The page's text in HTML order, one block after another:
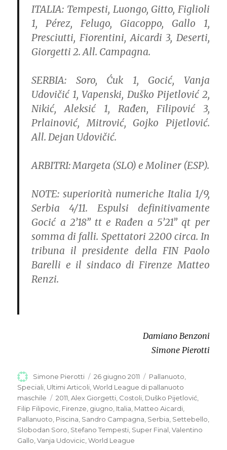
ITALIA: Tempesti, Luongo, Gitto, Figlioli
1, Pérez, Felugo, Giacoppo, Gallo 1,
Presciutti, Fiorentini, Aicardi 3, Deserti,
Giorgetti 2. All. Campagna.
SERBIA: Soro, Ćuk 1, Gocić, Vanja
Udovičić 1, Vapenski, Duško Pijetlović 2,
Nikić, Aleksić 1, Rađen, Filipović 3,
Prlainović, Mitrović, Gojko Pijetlović.
All. Dejan Udovičić.
ARBITRI:Margeta (SLO) e Moliner (ESP).
NOTE: superiorità numeriche Italia 1/9,
Serbia 4/11. Espulsi definitivamente
Gocić a 2’18” tt e Rađen a 5’21” qt per
somma di falli. Spettatori 2200 circa. In
tribuna il presidente della FIN Paolo
Barelli e il sindaco di Firenze Matteo
Renzi.
Damiano Benzoni
Simone Pierotti
Autore
Simone Pierotti
Pubblicato
il
26 giugno 2011 Categorie
Pallanuoto
Speciali, Ultimi Articoli,World League di pallanuoto
maschile
Tag
2011,Alex Giorgetti, Costoli, Duško Pijetlović,
Filip Filipovic, Firenze, giugno, Italia, Matteo Aicardi,
Pallanuoto, Piscina, Sandro Campagna, Serbia, Settebello,
Slobodan Soro, Stefano Tempesti, Super Final,Valentino
Gallo,Vanja Udovicic,World League